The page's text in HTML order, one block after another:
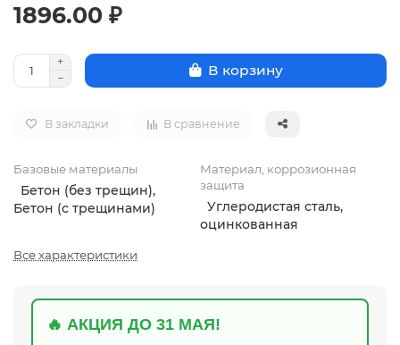
1896.00 ₽
В корзину
В закладки В сравнение
Базовые материалы
Бетон (без трещин),
Бетон (с трещинами)
Материал, коррозионная
защита
Углеродистая сталь,
оцинкованная
Все характеристики
🔥 АКЦИЯ ДО 31 МАЯ!